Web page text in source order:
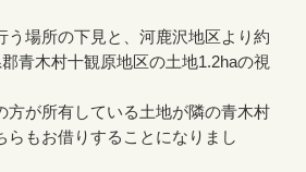
う場所の下見と、河鹿沢地区より約
青木村十観原地区の土地1.2haの視
方が所有している土地が隣の青木村
らもお借りすることになりまし